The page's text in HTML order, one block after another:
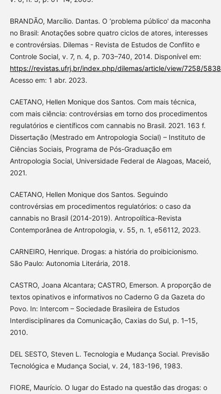
BRANDÃO, Marcílio. Dantas. O ‘problema público' da maconha
no Brasil: Anotações sobre quatro ciclos de atores, interesses
e controvérsias. Dilemas - Revista de Estudos de Conflito e
Controle Social, v. 7, n. 4, p. 703–740, 2014. Disponível em:
https://revistas.ufrj.br/index.php/dilemas/article/view/7258/5838
Acesso em: 1 abr. 2023.
CAETANO, Hellen Monique dos Santos. Com mais técnica,
com mais ciência: controvérsias em torno dos procedimentos
regulatórios e científicos com cannabis no Brasil. 2021. 163 f.
Dissertação (Mestrado em Antropologia Social) – Instituto de
Ciências Sociais, Programa de Pós-Graduação em
Antropologia Social, Universidade Federal de Alagoas, Maceió,
2021.
CAETANO, Hellen Monique dos Santos. Seguindo
controvérsias em procedimentos regulatórios: o caso da
cannabis no Brasil (2014-2019). Antropolítica-Revista
Contemporânea de Antropologia, v. 55, n. 1, e56112, 2023.
CARNEIRO, Henrique. Drogas: a história do proibicionismo.
São Paulo: Autonomia Literária, 2018.
CASTRO, Joana Alcantara; CASTRO, Emerson. A proporção de
textos opinativos e informativos no Caderno G da Gazeta do
Povo. In: Intercom – Sociedade Brasileira de Estudos
Interdisciplinares da Comunicação, Caxias do Sul, p. 1–15,
2010.
DEL SESTO, Steven L. Tecnologia e Mudança Social. Previsão
Tecnológica e Mudança Social, v. 24, 183-196, 1983.
FIORE, Maurício. O lugar do Estado na questão das drogas: o